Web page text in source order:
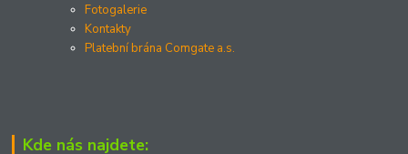
Fotogalerie
Kontakty
Platební brána Comgate a.s.
Kde nás najdete: